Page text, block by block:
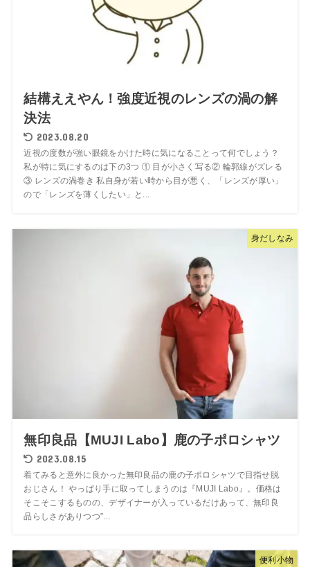
結構ええやん！強度近視のレンズの渦の解
決法
2023.08.20
近視の度数が強い眼鏡をかけた時に気になることって何でしょう？
私が特に気にするのは下の3つ ① 目が小さく写る② 輪郭線がズレる
③ レンズの渦巻き 私自身が若い時から目が悪く、「レンズが厚い」
ので「レンズを薄くしたい」と...
身だしなみ
無印良品【MUJI Labo】鹿の子ポロシャツ
2023.08.15
着てみると意外に良かった無印良品の鹿の子ポロシャツで目指せ脱
おじさん！ やっぱり手に取ってしまうのは『MUJI Labo』。価格は
そこそこするものの、デザイナーが入っているだけあって、無印良
品らしさがありつつ”...
便利小物